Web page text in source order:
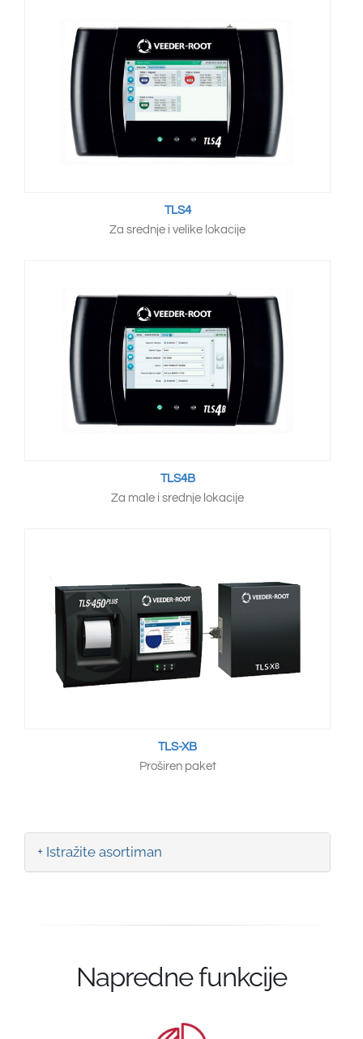
TLS4
Za srednje i velike lokacije
TLS4B
Za male i srednje lokacije
TLS-XB
Proširen paket
+ Istražite asortiman
Napredne funkcije